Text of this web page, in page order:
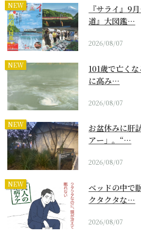
NEW
『サライ』9
道』大図鑑…
2026/08/07
NEW
101歳で亡く
に高み…
2026/08/07
NEW
お盆休みに肝
アー」。“…
2026/08/07
NEW
ベッドの中で
クタクタな…
2026/08/07